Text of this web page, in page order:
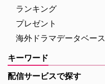
ランキング
プレゼント
海外ドラマデータベース
キーワード
配信サービスで探す